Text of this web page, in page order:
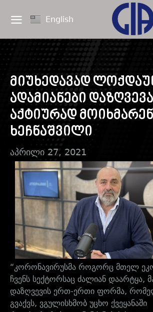
English
მიუხედავად
ადამიანები
აქტიურად
ხეჩნაშვილი
აპრილი 27, 2021
“კორონავირუსმა როგორც მთელ
ჩვენს სექტორსაც ძალიან დაარტყა,
დაზღვევის ერთ-ერთი ფორმა,
გვაქვს, ვგულისხმობ უცხო ქვეყანაში